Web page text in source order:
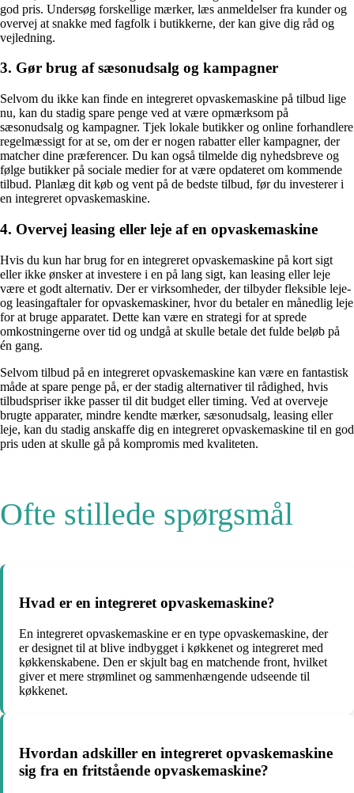
god pris. Undersøg forskellige mærker, læs anmeldelser fra kunder og
overvej at snakke med fagfolk i butikkerne, der kan give dig råd og
vejledning.
3. Gør brug af sæsonudsalg og kampagner
Selvom du ikke kan finde en integreret opvaskemaskine på tilbud lige
nu, kan du stadig spare penge ved at være opmærksom på
sæsonudsalg og kampagner. Tjek lokale butikker og online forhandlere
regelmæssigt for at se, om der er nogen rabatter eller kampagner, der
matcher dine præferencer. Du kan også tilmelde dig nyhedsbreve og
følge butikker på sociale medier for at være opdateret om kommende
tilbud. Planlæg dit køb og vent på de bedste tilbud, før du investerer i
en integreret opvaskemaskine.
4. Overvej leasing eller leje af en opvaskemaskine
Hvis du kun har brug for en integreret opvaskemaskine på kort sigt
eller ikke ønsker at investere i en på lang sigt, kan leasing eller leje
være et godt alternativ. Der er virksomheder, der tilbyder fleksible leje-
og leasingaftaler for opvaskemaskiner, hvor du betaler en månedlig leje
for at bruge apparatet. Dette kan være en strategi for at sprede
omkostningerne over tid og undgå at skulle betale det fulde beløb på
én gang.
Selvom tilbud på en integreret opvaskemaskine kan være en fantastisk
måde at spare penge på, er der stadig alternativer til rådighed, hvis
tilbudspriser ikke passer til dit budget eller timing. Ved at overveje
brugte apparater, mindre kendte mærker, sæsonudsalg, leasing eller
leje, kan du stadig anskaffe dig en integreret opvaskemaskine til en god
pris uden at skulle gå på kompromis med kvaliteten.
Ofte stillede spørgsmål
Hvad er en integreret opvaskemaskine?
En integreret opvaskemaskine er en type opvaskemaskine, der
er designet til at blive indbygget i køkkenet og integreret med
køkkenskabene. Den er skjult bag en matchende front, hvilket
giver et mere strømlinet og sammenhængende udseende til
køkkenet.
Hvordan adskiller en integreret opvaskemaskine
sig fra en fritstående opvaskemaskine?